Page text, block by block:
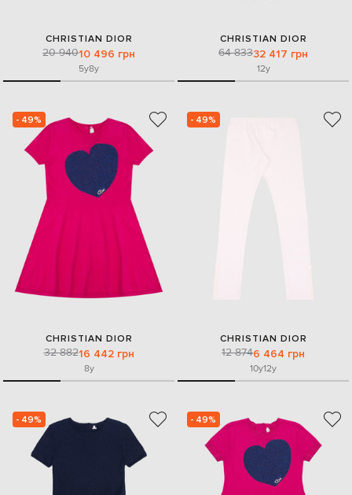
CHRISTIAN DIOR
20 94010 496 грн
5y8y
CHRISTIAN DIOR
64 83332 417 грн
12y
- 49%
CHRISTIAN DIOR
32 88216 442 грн
8y
- 49%
CHRISTIAN DIOR
12 8746 464 грн
10y12y
- 49% - 49%